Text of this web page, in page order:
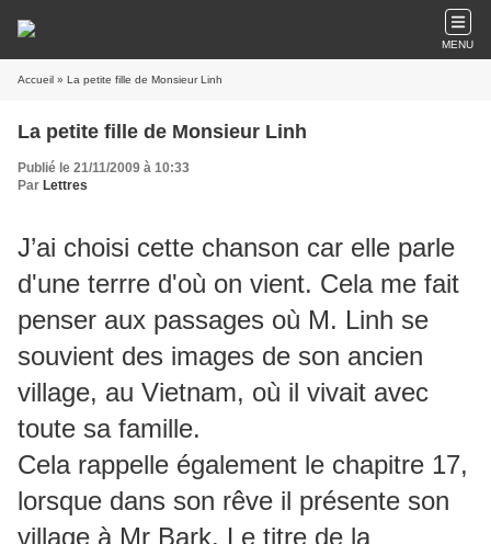
MENU
Accueil » La petite fille de Monsieur Linh
La petite fille de Monsieur Linh
Publié le 21/11/2009 à 10:33
Par Lettres
J’ai choisi cette chanson car elle parle
d'une terrre d'où on vient. Cela me fait
penser aux passages où M. Linh se
souvient des images de son ancien
village, au Vietnam, où il vivait avec
toute sa famille.
Cela rappelle également le chapitre 17,
lorsque dans son rêve il présente son
village à Mr Bark. Le titre de la